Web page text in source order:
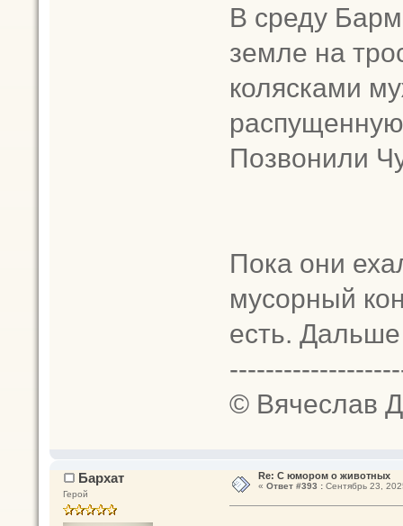
В среду
земле на
колясками
Позвонили
Пока они
мусорный
есть.
©️ Вячеслав
Бархат
Герой
Re: С юмором о животных
« Ответ #393 :Сентябрь 23,